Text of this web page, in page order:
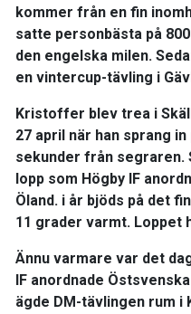
kommer från en fin
satte personbästa på
den engelska milen.
en vintercup-tävling i
Kristoffer blev trea i
27 april när han sprang
sekunder från segraren.
lopp som Högby IF
Öland. i år bjöds på det
11 grader varmt. Loppet
Ännu varmare var det
IF anordnade
ägde DM-tävlingen rum i